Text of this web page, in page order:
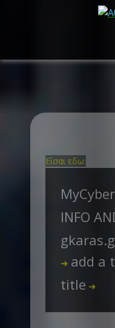
Είσαι εδω:
INFO
➜ add a
title ➜